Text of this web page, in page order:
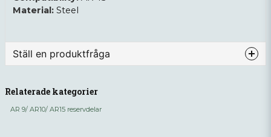
Material: Steel
Ställ en produktfråga
Fråga oss något om denna produkten...
Relaterade kategorier
AR 9/ AR10/ AR15 reservdelar